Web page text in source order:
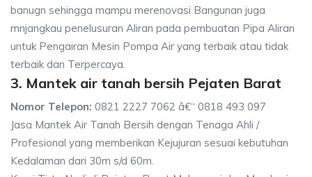
banugn sehingga mampu merenovasi Bangunan juga
mnjangkau penelusuran Aliran pada pembuatan Pipa Aliran
untuk Pengairan Mesin Pompa Air yang terbaik atau tidak
terbaik dan Terpercaya.
3. Mantek air tanah bersih Pejaten Barat
Nomor Telepon: 0821 2227 7062 â€“ 0818 493 097
Jasa Mantek Air Tanah Bersih dengan Tenaga Ahli /
Profesional yang memberikan Kejujuran sesuai kebutuhan
Kedalaman dari 30m s/d 60m.